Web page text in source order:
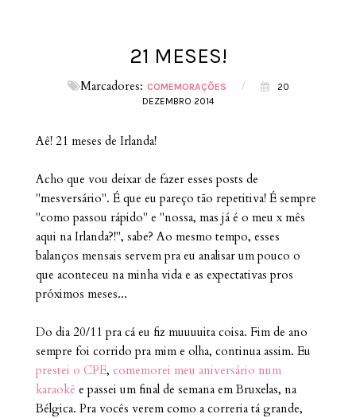
21 MESES!
Marcadores: COMEMORAÇÕES /
20
DEZEMBRO 2014
Aê! 21 meses de Irlanda!
Acho que vou deixar de fazer esses posts de
"mesversário". É que eu pareço tão repetitiva! É sempre
"como passou rápido" e "nossa, mas já é o meu x mês
aqui na Irlanda?!", sabe? Ao mesmo tempo, esses
balanços mensais servem pra eu analisar um pouco o
que aconteceu na minha vida e as expectativas pros
próximos meses...
Do dia 20/11 pra cá eu fiz muuuuita coisa. Fim de ano
sempre foi corrido pra mim e olha, continua assim. Eu
prestei o CPE, comemorei meu aniversário num
karaokê e passei um final de semana em Bruxelas, na
Bélgica. Pra vocês verem como a correria tá grande,